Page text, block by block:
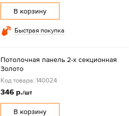
В корзину
Быстрая покупка
Потолочная панель 2-х секционная
Золото
Код товара: 140024
346 р./шт
В корзину